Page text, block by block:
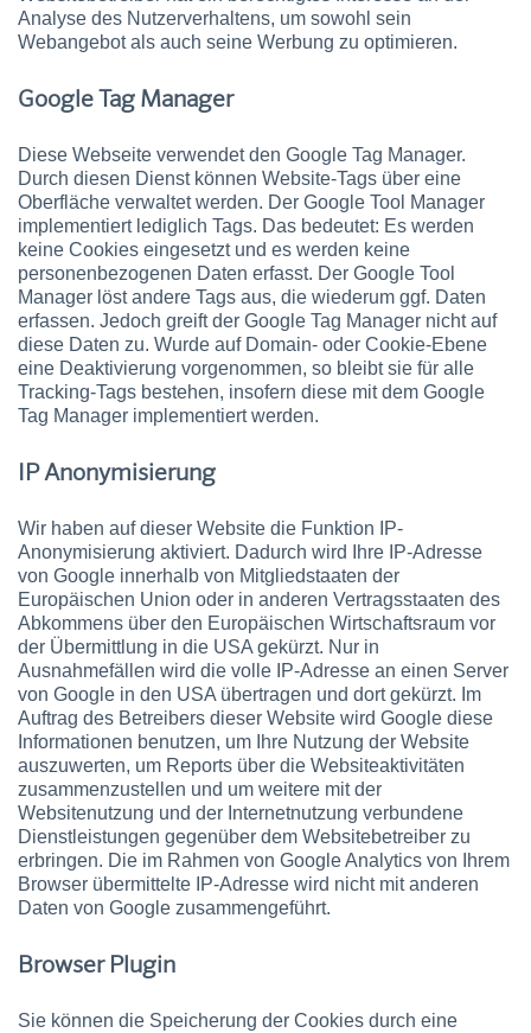
Analyse des Nutzerverhaltens, um sowohl sein
Webangebot als auch seine Werbung zu optimieren.
Google Tag Manager
Diese Webseite verwendet den Google Tag Manager.
Durch diesen Dienst können Website-Tags über eine
Oberfläche verwaltet werden. Der Google Tool Manager
implementiert lediglich Tags. Das bedeutet: Es werden
keine Cookies eingesetzt und es werden keine
personenbezogenen Daten erfasst. Der Google Tool
Manager löst andere Tags aus, die wiederum ggf. Daten
erfassen. Jedoch greift der Google Tag Manager nicht auf
diese Daten zu. Wurde auf Domain- oder Cookie-Ebene
eine Deaktivierung vorgenommen, so bleibt sie für alle
Tracking-Tags bestehen, insofern diese mit dem Google
Tag Manager implementiert werden.
IP Anonymisierung
Wir haben auf dieser Website die Funktion IP-
Anonymisierung aktiviert. Dadurch wird Ihre IP-Adresse
von Google innerhalb von Mitgliedstaaten der
Europäischen Union oder in anderen Vertragsstaaten des
Abkommens über den Europäischen Wirtschaftsraum vor
der Übermittlung in die USA gekürzt. Nur in
Ausnahmefällen wird die volle IP-Adresse an einen Server
von Google in den USA übertragen und dort gekürzt. Im
Auftrag des Betreibers dieser Website wird Google diese
Informationen benutzen, um Ihre Nutzung der Website
auszuwerten, um Reports über die Websiteaktivitäten
zusammenzustellen und um weitere mit der
Websitenutzung und der Internetnutzung verbundene
Dienstleistungen gegenüber dem Websitebetreiber zu
erbringen. Die im Rahmen von Google Analytics von Ihrem
Browser übermittelte IP-Adresse wird nicht mit anderen
Daten von Google zusammengeführt.
Browser Plugin
Sie können die Speicherung der Cookies durch eine